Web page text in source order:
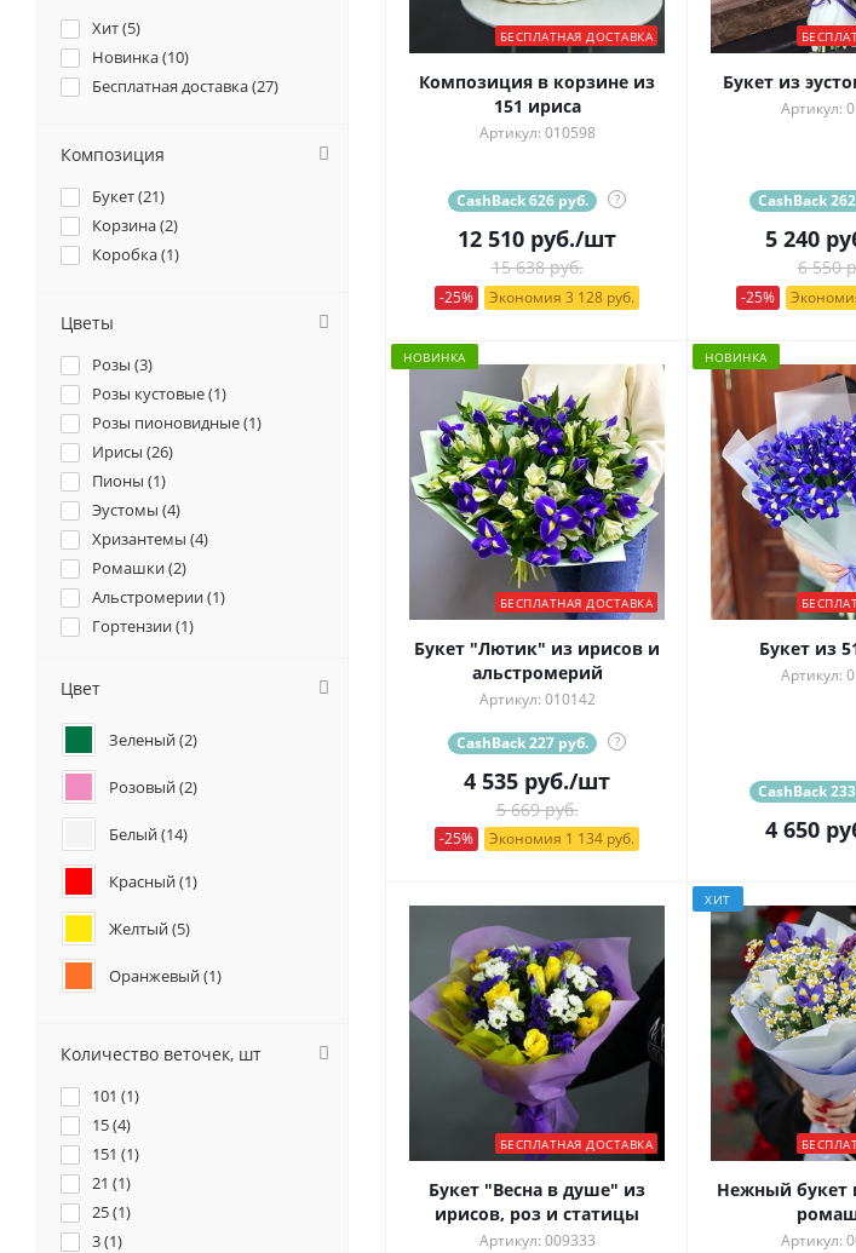
БЕСПЛАТНАЯ ДОСТАВКА
Композиция в корзине из
151 ириса
Артикул: 010598
CashBack 626 руб. ?
12 510 руб./шт
15 638 руб.
-25% Экономия 3 128 руб.
Букет из
Артикул:
CashBack
5 240
6 550
-25%
НОВИНКА
БЕСПЛАТНАЯ ДОСТАВКА
Букет "Лютик" из ирисов и
альстромерий
Артикул: 010142
CashBack 227 руб. ?
4 535 руб./шт
5 669 руб.
-25% Экономия 1 134 руб.
НОВИНКА
Букет из
Артикул:
CashBack
4 650
БЕСПЛАТНАЯ ДОСТАВКА
Букет "Весна в душе" из
ирисов, роз и статицы
Артикул: 009333
ХИТ
Нежный букет
Артикул:
Хит (5)
Новинка (10)
Бесплатная доставка (27)
Композиция
Букет (21)
Корзина (2)
Коробка (1)
Цветы
Розы (3)
Розы кустовые (1)
Розы пионовидные (1)
Ирисы (26)
Пионы (1)
Эустомы (4)
Хризантемы (4)
Ромашки (2)
Альстромерии (1)
Гортензии (1)
Цвет
Зеленый (2)
Розовый (2)
Белый (14)
Красный (1)
Желтый (5)
Оранжевый (1)
Количество веточек, шт
101 (1)
15 (4)
151 (1)
21 (1)
25 (1)
3 (1)